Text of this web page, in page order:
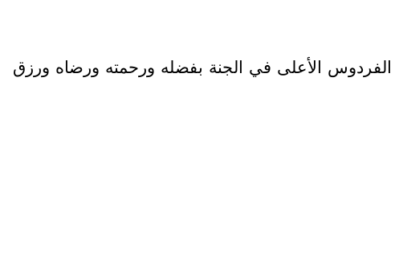
الأعلى في الجنة بفضله ورحمته ورضاه ورزق